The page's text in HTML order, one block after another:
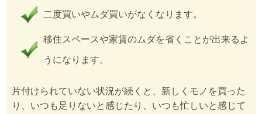
二度買いやムダ買いがなくなります。
移住スペースや家賃のムダを省くことが出来るよ
うになります。
片付けられていない状況が続くと、新しくモノを買った
り、いつも足りないと感じたり、いつも忙しいと感じて